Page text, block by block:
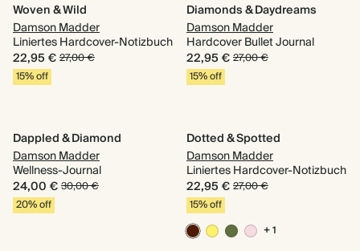
Woven & Wild
Damson Madder
Liniertes Hardcover-Notizbuch
22,95 €27,00 €
15% off
Diamonds & Daydreams
Damson Madder
Hardcover Bullet Journal
22,95 €27,00 €
15% off
Dappled & Diamond
Damson Madder
Wellness-Journal
24,00 €30,00 €
20% off
Dotted & Spotted
Damson Madder
Liniertes Hardcover-Notizbuch
22,95 €27,00 €
15% off
+ 1